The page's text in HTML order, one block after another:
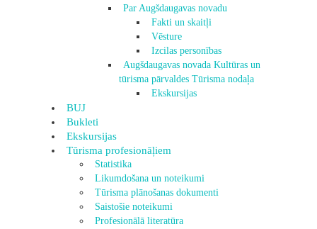
Par Augšdaugavas novadu
Fakti un skaitļi
Vēsture
Izcilas personības
Augšdaugavas novada Kultūras un
tūrisma pārvaldes Tūrisma nodaļa
Ekskursijas
BUJ
Bukleti
Ekskursijas
Tūrisma profesionāļiem
Statistika
Likumdošana un noteikumi
Tūrisma plānošanas dokumenti
Saistošie noteikumi
Profesionālā literatūra